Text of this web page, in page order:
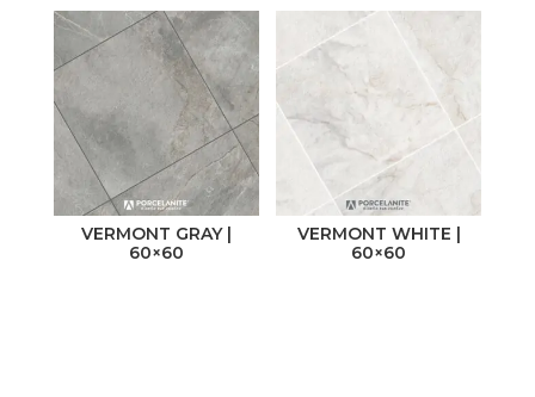
Beige
Blanco
Café
Gris
Negro
Cemento
Maderas
Marmolados
Monocolor
Piedra
VERMONT GRAY |
60×60
VERMONT WHITE |
60×60